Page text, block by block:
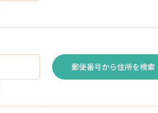
郵便番号から住所を検索